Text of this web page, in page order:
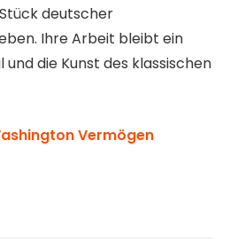
deutscher
Ihre Arbeit bleibt ein
und die Kunst des klassischen
Vermögen